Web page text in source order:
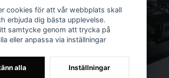
1100W. Mycket stark och kompakt vinkelslip från HiKOKI.
cookies för att vår webbplats skall
erbjuda dig bästa upplevelse.
samtycke genom att trycka på
eller anpassa via inställningar
alla Inställningar